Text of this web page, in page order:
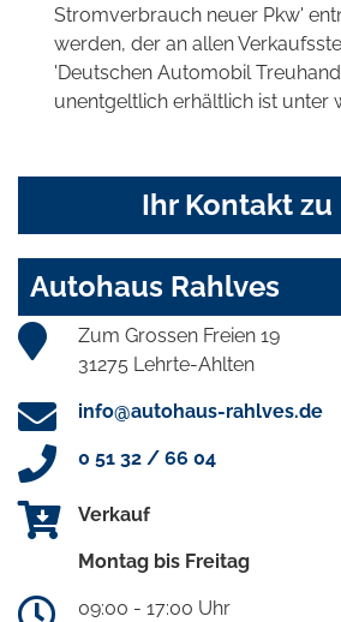
Stromverbrauch neuer Pkw'
werden, der an allen
'Deutschen Automobil
unentgeltlich erhältlich ist unter
Ihr Kontakt zu
Autohaus Rahlves
Zum Grossen Freien 19
31275 Lehrte-Ahlten
info@autohaus-rahlves.de
0 51 32 / 66 04
Verkauf
Montag bis Freitag
09:00 - 17:00 Uhr